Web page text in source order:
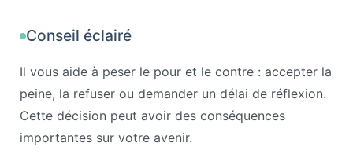
Conseil éclairé
Il vous aide à peser le pour et le contre : accepter la
peine, la refuser ou demander un délai de réflexion.
Cette décision peut avoir des conséquences
importantes sur votre avenir.